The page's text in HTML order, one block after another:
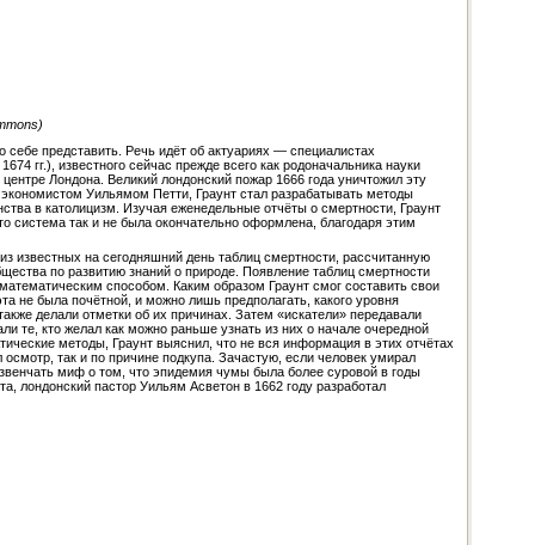
представить. Речь идёт об актуариях — специалистах
гг.), известного сейчас прежде всего как родоначальника науки
Лондона. Великий лондонский пожар 1666 года уничтожил эту
Уильямом Петти, Граунт стал разрабатывать методы
в католицизм. Изучая еженедельные отчёты о смертности, Граунт
система так и не была окончательно оформлена, благодаря этим
известных на сегодняшний день таблиц смертности, рассчитанную
по развитию знаний о природе. Появление таблиц смертности
способом. Каким образом Граунт смог составить свои
не была почётной, и можно лишь предполагать, какого уровня
делали отметки об их причинах. Затем «искатели» передавали
те, кто желал как можно раньше узнать из них о начале очередной
методы, Граунт выяснил, что не вся информация в этих отчётах
так и по причине подкупа. Зачастую, если человек умирал
миф о том, что эпидемия чумы была более суровой в годы
лондонский пастор Уильям Асветон в 1662 году разработал